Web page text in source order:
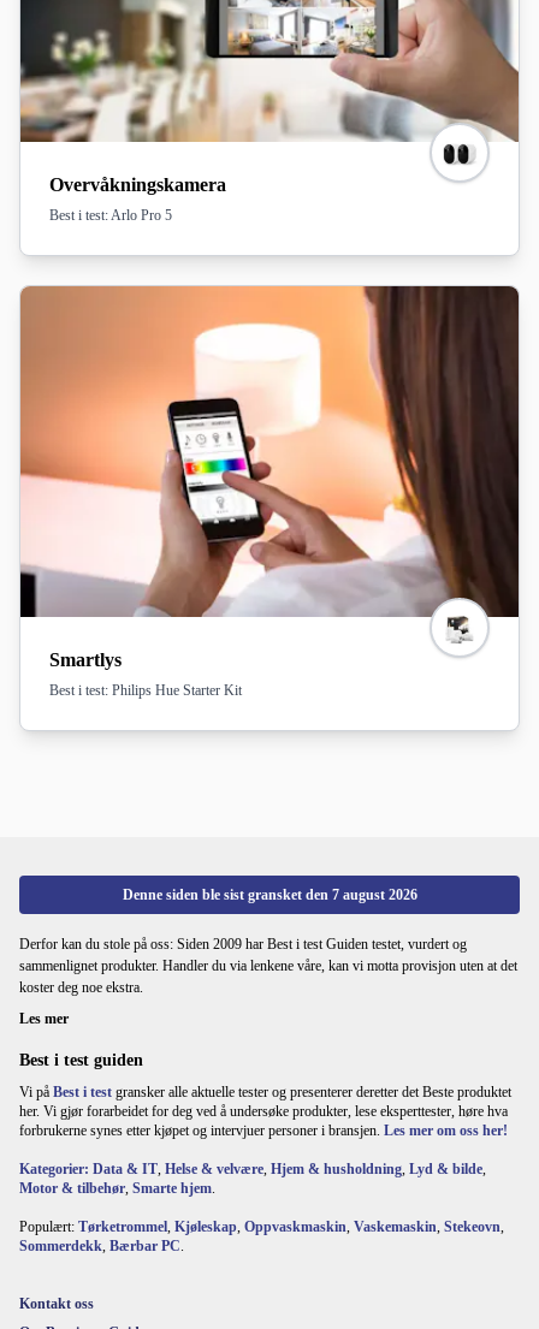
Overvåkningskamera
Best i test: Arlo Pro 5
Smartlys
Best i test: Philips Hue Starter Kit
Best i test guiden
Vi på Best i test gransker alle aktuelle tester og presenterer deretter det Beste produktet
her. Vi gjør forarbeidet for deg ved å undersøke produkter, lese eksperttester, høre hva
forbrukerne synes etter kjøpet og intervjuer personer i bransjen. Les mer om oss her!
Kategorier: Data & IT Helse & velvære Hjem & husholdning Lyd & bilde
Motor & tilbehør Smarte hjem
Populært: Tørketrommel Kjøleskap Oppvaskmaskin Vaskemaskin Stekeovn
Sommerdekk Bærbar PC
Denne siden ble sist gransket den 7 august 2026
Derfor kan du stole på oss: Siden 2009 har Best i test Guiden testet, vurdert og
sammenlignet produkter. Handler du via lenkene våre, kan vi motta provisjon uten at det
koster deg noe ekstra.
Les mer
Kontakt oss